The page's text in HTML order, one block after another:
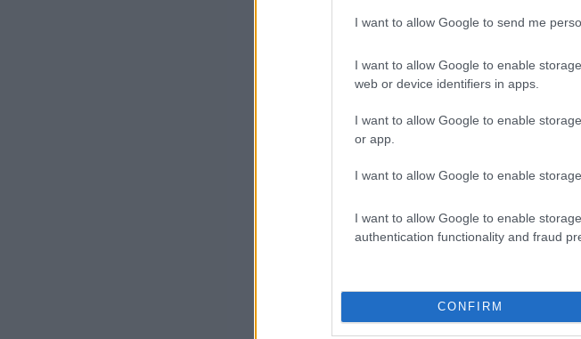
I want to allow Google to send me
I want to allow Google to enable
web or device identifiers in apps.
I want to allow Google to enable
or app.
I want to allow Google to enable
I want to allow Google to enable
authentication functionality and fraud
CONFIRM
Harazi már 2022-ben
Teherán nukleáris
vallásjogi döntéssel is
előállítani. Azonban a
„atombombák építésére
az ilyen fegyverek